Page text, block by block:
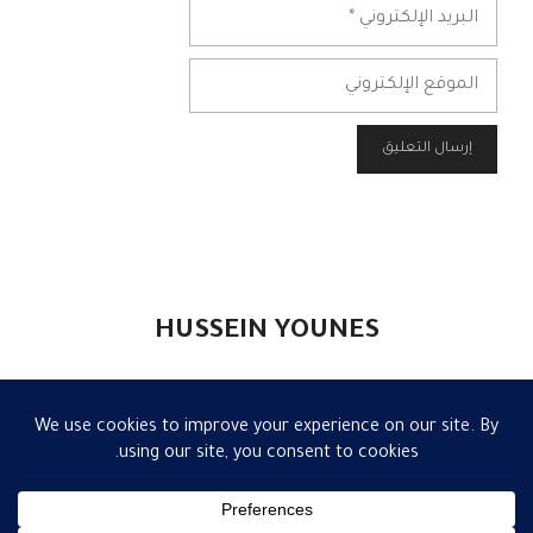
البريد
الإلكتروني
الموقع
الإلكتروني
HUSSEIN YOUNES